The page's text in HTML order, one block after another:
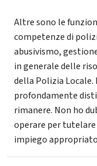
Altre sono le
competenze di
abusivismo,
in generale delle
della Polizia
profondamente
rimanere. Non ho
operare per
impiego